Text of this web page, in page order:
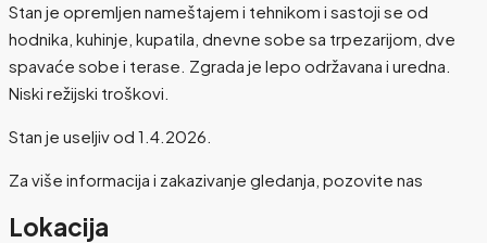
Stan je opremljen nameštajem i tehnikom i sastoji se od
hodnika, kuhinje, kupatila, dnevne sobe sa trpezarijom, dve
spavaće sobe i terase. Zgrada je lepo održavana i uredna.
Niski režijski troškovi.
Stan je useljiv od 1.4.2026.
Za više informacija i zakazivanje gledanja, pozovite nas
Lokacija